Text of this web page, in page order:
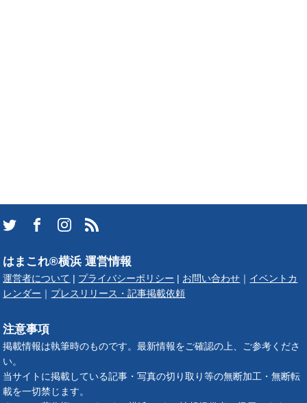
はまこれ®横浜 運営情報
運営者について プライバシーポリシー お問い合わせ
イベントカ
レンダー
プレスリリース・記事掲載依頼
注意事項
掲載情報は執筆時のものです。最新情報をご確認の上、ご参考くださ
い。
当サイトに掲載している記事・写真の切り取り等の無断加工・無断転
載を一切禁じます。